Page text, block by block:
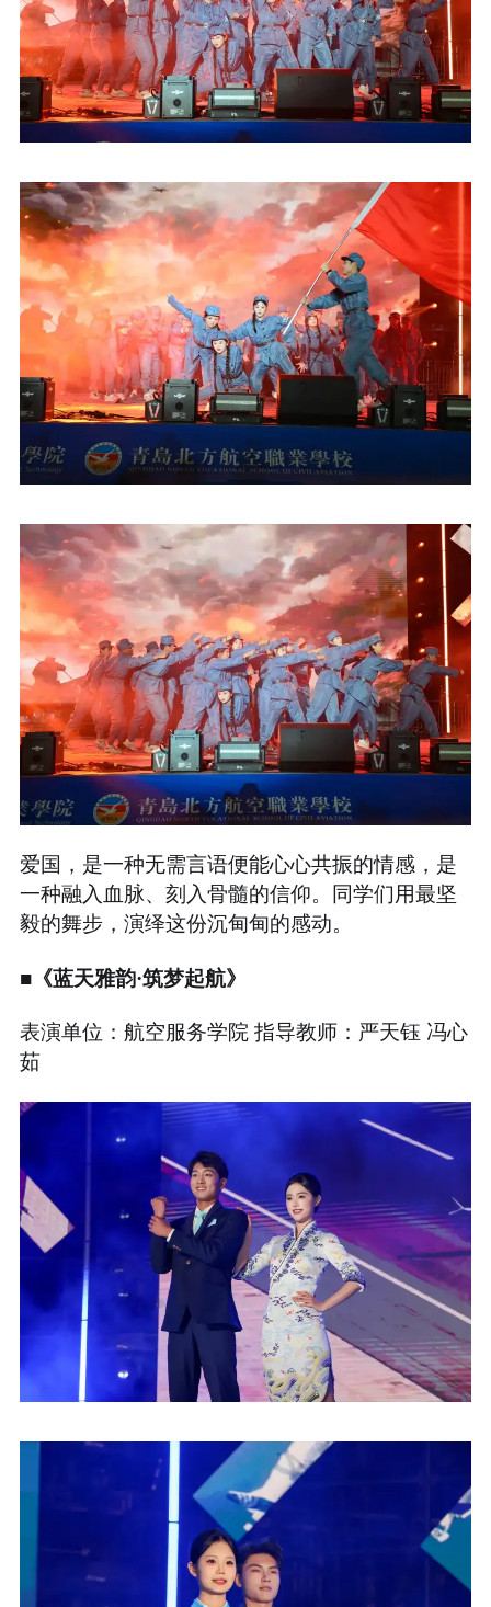
爱国，是一种无需言语便能心心共振的情感，是
一种融入血脉、刻入骨髓的信仰。同学们用最坚
毅的舞步，演绎这份沉甸甸的感动。
■《蓝天雅韵·筑梦起航》
表演单位：航空服务学院 指导教师：严天钰 冯心
茹